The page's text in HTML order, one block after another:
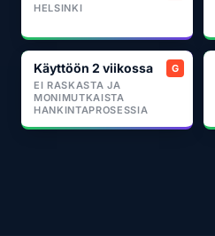
HELSINKI
Käyttöön 2 viikossa
EI RASKASTA JA
MONIMUTKAISTA
HANKINTAPROSESSIA